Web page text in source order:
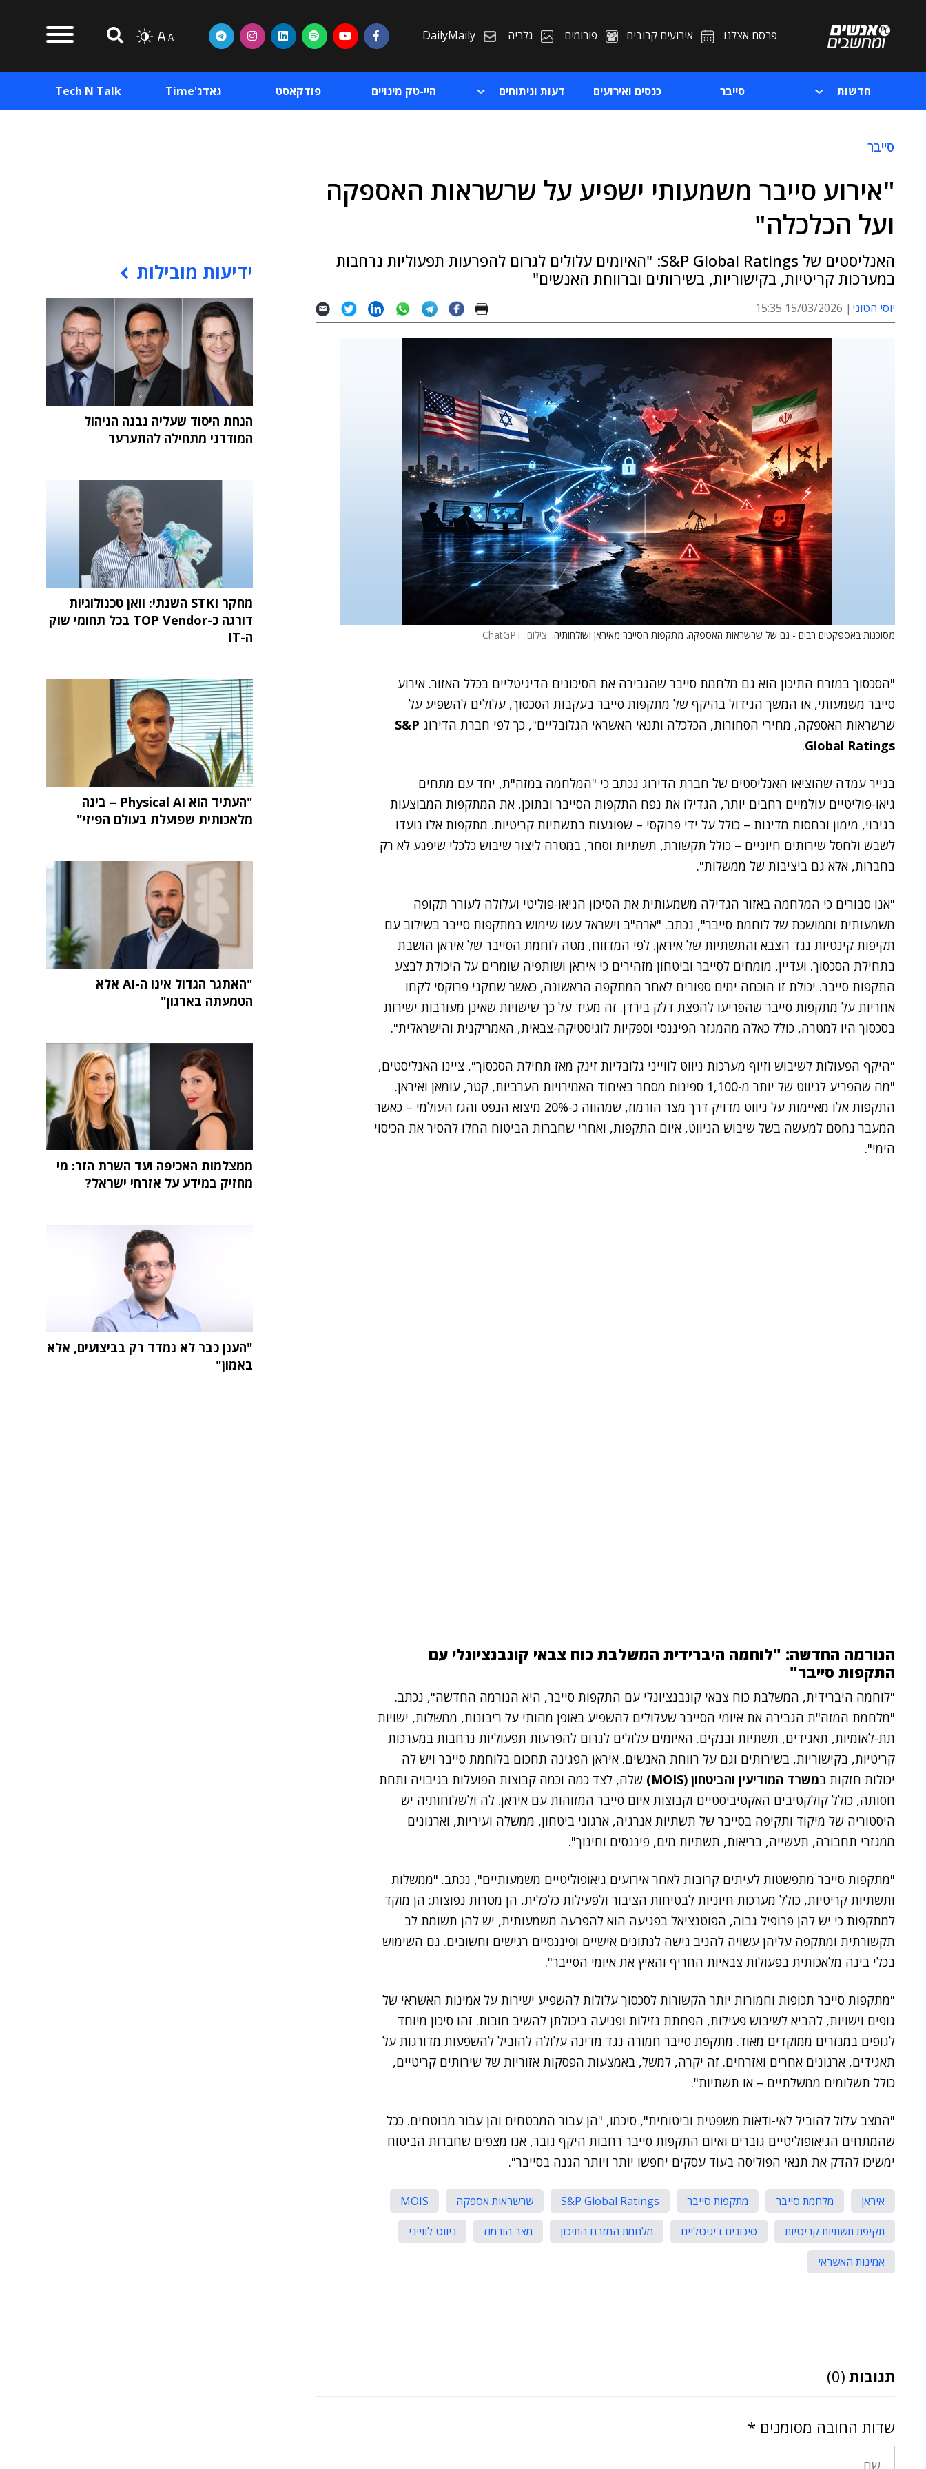
פרסם אצלנו אירועים קרובים פורומים גלריה DailyMaily
חדשות סייבר כנסים ואירועים דעות וניתוחים היי-טק מינויים פודקאסט גאדג'Time Tech N Talk
סייבר
"אירוע סייבר משמעותי ישפיע על שרשראות האספקה
ועל הכלכלה"
האנליסטים של S&P Global Ratings: "האיומים עלולים לגרום להפרעות תפעוליות נרחבות
במערכות קריטיות, בקישוריות, בשירותים וברווחת האנשים"
יוסי הטוני 15/03/2026 15:35
מסוכנות באספקטים רבים - גם של שרשראות האספקה. מתקפות הסייבר מאיראן ושולחותיה. צילום: ChatGPT
"הסכסוך במזרח התיכון הוא גם מלחמת סייבר שהגבירה את הסיכונים הדיגיטליים בכלל האזור. אירוע
סייבר משמעותי, או המשך הגידול בהיקף של מתקפות סייבר בעקבות הסכסוך, עלולים להשפיע על
שרשראות האספקה, מחירי הסחורות, הכלכלה ותנאי האשראי הגלובליים", כך לפי חברת הדירוג S&P
Global Ratings
.
בנייר עמדה שהוציאו האנליסטים של חברת הדירוג נכתב כי "המלחמה במזה"ת, יחד עם מתחים
גיאו-פוליטיים עולמיים רחבים יותר, הגדילו את נפח התקפות הסייבר ובתוכן, את המתקפות המבוצעות
בגיבוי, מימון ובחסות מדינות – כולל על ידי פרוקסי – שפוגעות בתשתיות קריטיות. מתקפות אלו נועדו
לשבש ולחסל שירותים חיוניים – כולל תקשורת, תשתיות וסחר, במטרה ליצור שיבוש כלכלי שיפגע לא רק
בחברות, אלא גם ביציבות של ממשלות".
"אנו סבורים כי המלחמה באזור הגדילה משמעותית את הסיכון הגיאו-פוליטי ועלולה לעורר תקופה
משמעותית וממושכת של לוחמת סייבר", נכתב. "ארה"ב וישראל עשו שימוש במתקפות סייבר בשילוב עם
תקיפות קינטיות נגד הצבא והתשתיות של איראן. לפי המדווח, מטה לוחמת הסייבר של איראן הושבת
בתחילת הסכסוך. ועדיין, מומחים לסייבר וביטחון מזהירים כי איראן ושותפיה שומרים על היכולת לבצע
התקפות סייבר. יכולת זו הוכחה ימים ספורים לאחר המתקפה הראשונה, כאשר שחקני פרוקסי לקחו
אחריות על מתקפות סייבר שהפריעו להפצת דלק בירדן. זה מעיד על כך שישויות שאינן מעורבות ישירות
בסכסוך היו למטרה, כולל כאלה מהמגזר הפיננסי וספקיות לוגיסטיקה-צבאית, האמריקנית והישראלית".
"היקף הפעולות לשיבוש וזיוף מערכות ניווט לווייני גלובליות זינק מאז תחילת הסכסוך", ציינו האנליסטים,
"מה שהפריע לניווט של יותר מ-1,100 ספינות מסחר באיחוד האמירויות הערביות, קטר, עומאן ואיראן.
התקפות אלו מאיימות על ניווט מדויק דרך מצר הורמוז, שמהווה כ-20% מיצוא הנפט והגז העולמי – כאשר
המעבר נחסם למעשה בשל שיבוש הניווט, איום התקפות, ואחרי שחברות הביטוח החלו להסיר את הכיסוי
הימי".
הנורמה החדשה: "לוחמה היברידית המשלבת כוח צבאי קונבנציונלי עם
התקפות סייבר"
"לוחמה היברידית, המשלבת כוח צבאי קונבנציונלי עם התקפות סייבר, היא הנורמה החדשה", נכתב.
"מלחמת המזה"ת הגבירה את איומי הסייבר שעלולים להשפיע באופן מהותי על ריבונות, ממשלות, ישויות
תת-לאומיות, תאגידים, תשתיות ובנקים. האיומים עלולים לגרום להפרעות תפעוליות נרחבות במערכות
קריטיות, בקישוריות, בשירותים וגם על רווחת האנשים. איראן הפגינה תחכום בלוחמת סייבר ויש לה
יכולות חזקות במשרד המודיעין והביטחון (MOIS)
שלה, לצד כמה וכמה קבוצות הפועלות בגיבויה ותחת
חסותה, כולל קולקטיבים האקטיביסטיים וקבוצות איום סייבר המזוהות עם איראן. לה ולשלוחותיה יש
היסטוריה של מיקוד ותקיפה בסייבר של תשתיות אנרגיה, ארגוני ביטחון, ממשלה ועיריות, וארגונים
ממגזרי תחבורה, תעשייה, בריאות, תשתיות מים, פיננסים וחינוך".
"מתקפות סייבר מתפשטות לעיתים קרובות לאחר אירועים גיאופוליטיים משמעותיים", נכתב. "ממשלות
ותשתיות קריטיות, כולל מערכות חיוניות לבטיחות הציבור ולפעילות כלכלית, הן מטרות נפוצות: הן מוקד
למתקפות כי יש להן פרופיל גבוה, הפוטנציאל בפגיעה הוא להפרעה משמעותית, יש להן תשומת לב
תקשורתית ומתקפה עליהן עשויה להניב גישה לנתונים אישיים ופיננסיים רגישים וחשובים. גם השימוש
בכלי בינה מלאכותית בפעולות צבאיות החריף והאיץ את איומי הסייבר".
"מתקפות סייבר תכופות וחמורות יותר הקשורות לסכסוך עלולות להשפיע ישירות על אמינות האשראי של
גופים וישויות, להביא לשיבוש פעילות, הפחתת נזילות ופגיעה ביכולתן להשיב חובות. זהו סיכון מיוחד
לגופים במגזרים ממוקדים מאוד. מתקפת סייבר חמורה נגד מדינה עלולה להוביל להשפעות מדורגות על
תאגידים, ארגונים אחרים ואזרחים. זה יקרה, למשל, באמצעות הפסקות אזוריות של שירותים קריטיים,
כולל תשלומים ממשלתיים – או תשתיות".
"המצב עלול להוביל לאי-ודאות משפטית וביטוחית", סיכמו, "הן עבור המבטחים והן עבור מבוטחים. ככל
שהמתחים הגיאופוליטיים גוברים ואיום התקפות סייבר רחבות היקף גובר, אנו מצפים שחברות הביטוח
ימשיכו להדק את תנאי הפוליסה בעוד עסקים יחפשו יותר ויותר הגנה בסייבר".
איראן מלחמת סייבר מתקפות סייבר S&P Global Ratings שרשראות אספקה
MOIS
תקיפת תשתיות קריטיות
סיכונים דיגיטליים מלחמת המזרח התיכון מצר הורמוז
ניווט לווייני
אמינות האשראי
תגובות (0)
שדות החובה מסומנים *
ידיעות מובילות
הנחת היסוד שעליה נבנה הניהול
המודרני מתחילה להתערער
מחקר STKI השנתי: וואן טכנולוגיות
דורגה כ-TOP Vendor בכל תחומי שוק
ה-IT
"העתיד הוא Physical AI – בינה
מלאכותית שפועלת בעולם הפיזי"
"האתגר הגדול אינו ה-AI אלא
הטמעתה בארגון"
ממצלמות האכיפה ועד השרת הזר: מי
מחזיק במידע על אזרחי ישראל?
"הענן כבר לא נמדד רק בביצועים, אלא
באמון"